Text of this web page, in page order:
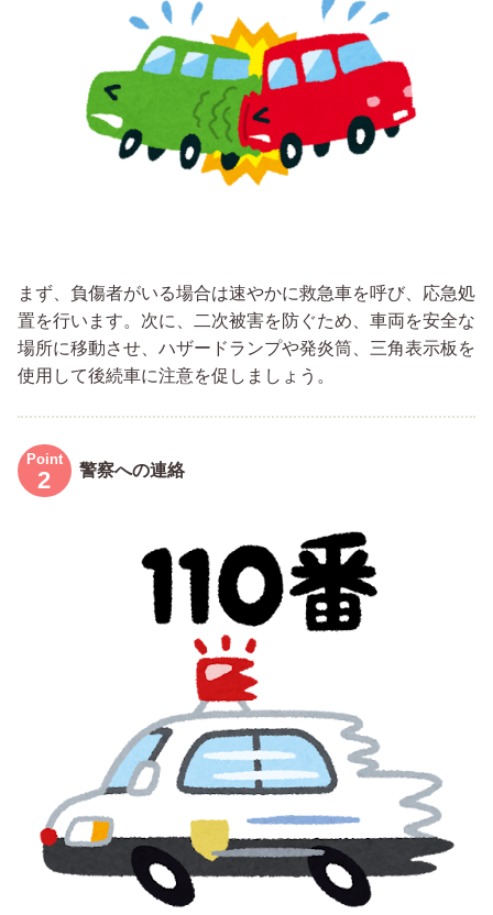
まず、負傷者がいる場合は速やかに救急車を呼び、応急処
置を行います。次に、二次被害を防ぐため、車両を安全な
場所に移動させ、ハザードランプや発炎筒、三角表示板を
使用して後続車に注意を促しましょう。
警察への連絡